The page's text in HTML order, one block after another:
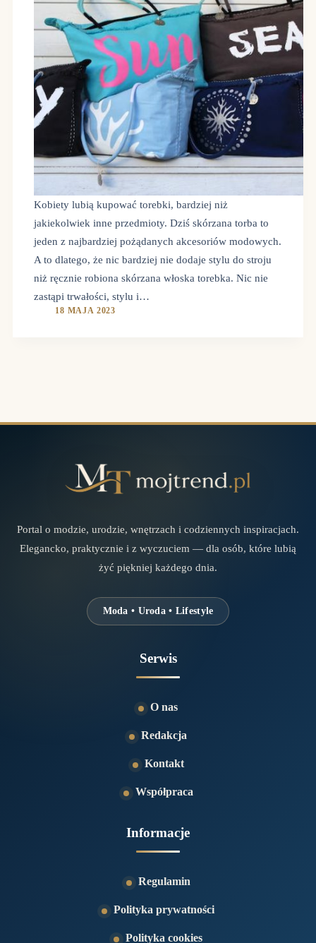
Kobiety lubią kupować torebki, bardziej niż
jakiekolwiek inne przedmioty. Dziś skórzana torba to
jeden z najbardziej pożądanych akcesoriów modowych.
A to dlatego, że nic bardziej nie dodaje stylu do stroju
niż ręcznie robiona skórzana włoska torebka. Nic nie
zastąpi trwałości, stylu i…
18 MAJA 2023
Portal o modzie, urodzie, wnętrzach i codziennych inspiracjach.
Elegancko, praktycznie i z wyczuciem — dla osób, które lubią
żyć piękniej każdego dnia.
Moda • Uroda • Lifestyle
Serwis
O nas
Redakcja
Kontakt
Współpraca
Informacje
Regulamin
Polityka prywatności
Polityka cookies